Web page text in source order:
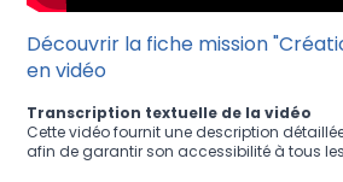
Découvrir la fiche mission
en vidéo
Transcription textuelle de la vidéo
Cette vidéo fournit une description
afin de garantir son accessibilité à tous